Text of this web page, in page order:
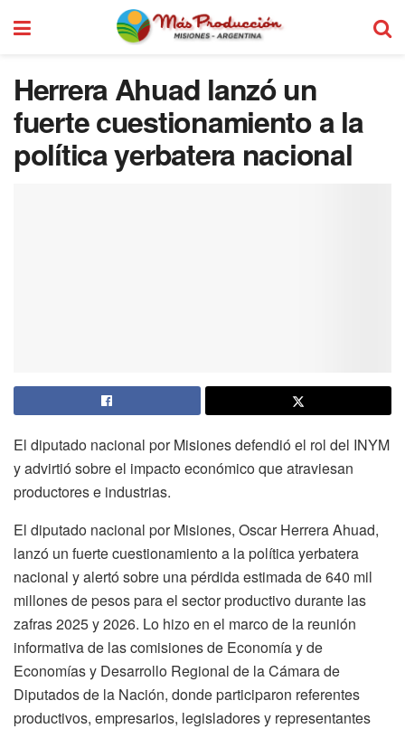
Herrera Ahuad lanzó un
fuerte cuestionamiento a la
política yerbatera nacional
El diputado nacional por Misiones defendió el rol del INYM
y advirtió sobre el impacto económico que atraviesan
productores e industrias.
El diputado nacional por Misiones, Oscar Herrera Ahuad,
lanzó un fuerte cuestionamiento a la política yerbatera
nacional y alertó sobre una pérdida estimada de 640 mil
millones de pesos para el sector productivo durante las
zafras 2025 y 2026. Lo hizo en el marco de la reunión
informativa de las comisiones de Economía y de
Economías y Desarrollo Regional de la Cámara de
Diputados de la Nación, donde participaron referentes
productivos, empresarios, legisladores y representantes